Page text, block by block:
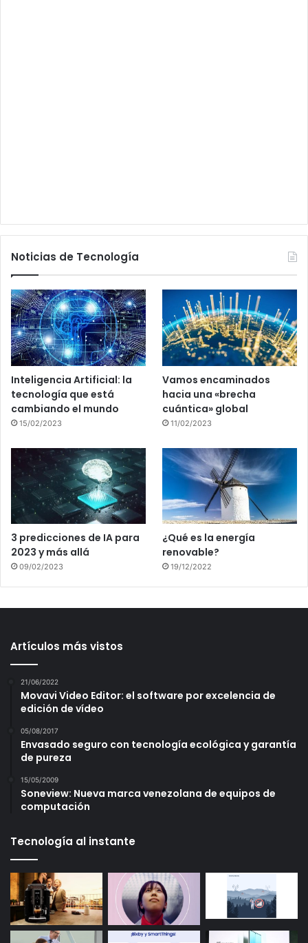
Noticias de Tecnología
Inteligencia Artificial: la
tecnología que está
cambiando el mundo
15/02/2023
Vamos encaminados
hacia una «brecha
cuántica» global
11/02/2023
3 predicciones de IA para
2023 y más allá
09/02/2023
¿Qué es la energía
renovable?
19/12/2022
Artículos más vistos
21/06/2022
Movavi Video Editor: el software por excelencia de
edición de vídeo
05/08/2017
Envasado seguro con tecnología ecológica y garantía
de pureza
15/05/2009
Soneview: Nueva marca venezolana de equipos de
computación
Tecnología al instante